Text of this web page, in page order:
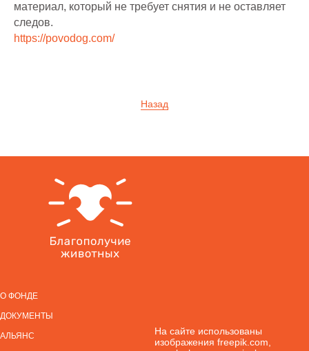
материал, который не требует снятия и не оставляет
следов.
https://povodog.com/
Назад
О ФОНДЕ
ДОКУМЕНТЫ
АЛЬЯНС
На сайте использованы
изображения freepik.com,